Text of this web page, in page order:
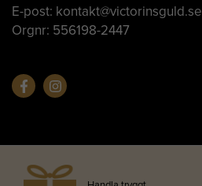
E-post: kontakt@victorinsguld.se
Orgnr: 556198-2447